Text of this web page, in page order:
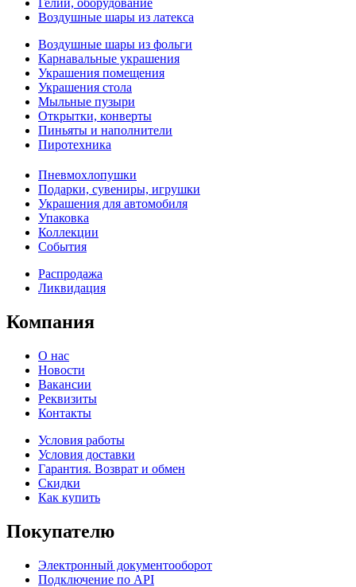
Гелий, оборудование
Воздушные шары из латекса
Воздушные шары из фольги
Карнавальные украшения
Украшения помещения
Украшения стола
Мыльные пузыри
Открытки, конверты
Пиньяты и наполнители
Пиротехника
Пневмохлопушки
Подарки, сувениры, игрушки
Украшения для автомобиля
Упаковка
Коллекции
События
Распродажа
Ликвидация
Компания
О нас
Новости
Вакансии
Реквизиты
Контакты
Условия работы
Условия доставки
Гарантия. Возврат и обмен
Скидки
Как купить
Покупателю
Электронный документооборот
Подключение по API